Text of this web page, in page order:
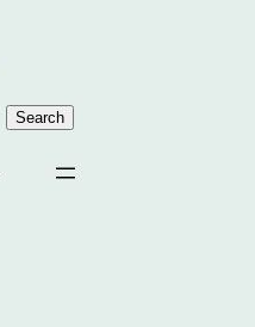
Search